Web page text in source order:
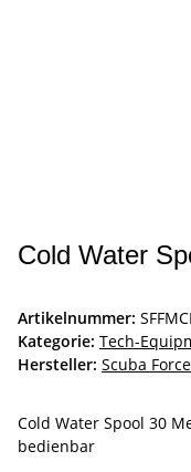
Cold Water
Artikelnummer:
Kategorie: Tech-
Hersteller: Scuba Force
Cold Water Spool 30
bedienbar